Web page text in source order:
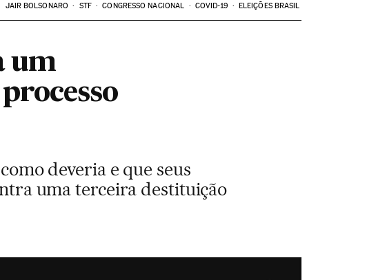
JAIR BOLSONARO STF CONGRESSO NACIONAL COVID-19 ELEIÇÕES BRASIL
um
deveria e que seus
uma terceira destituição